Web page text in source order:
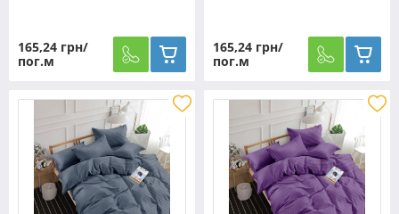
165,24 грн/
пог.м
165,24 грн/
пог.м